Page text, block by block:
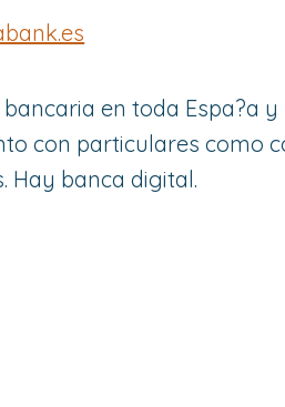
en toda Espa?a y
con particulares como
Hay banca digital.